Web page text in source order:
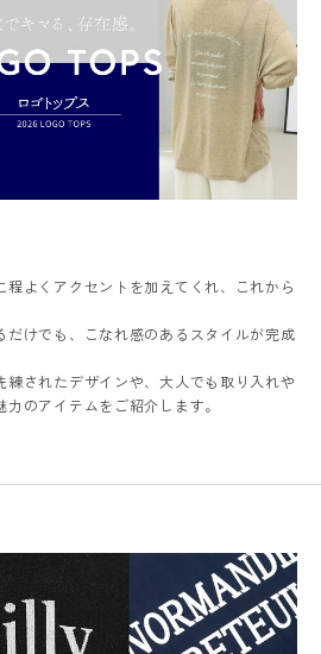
会員登録
程よくアクセントを加えてくれ、これから
だけでも、こなれ感のあるスタイルが完成
練されたデザインや、大人でも取り入れや
のアイテムをご紹介します。